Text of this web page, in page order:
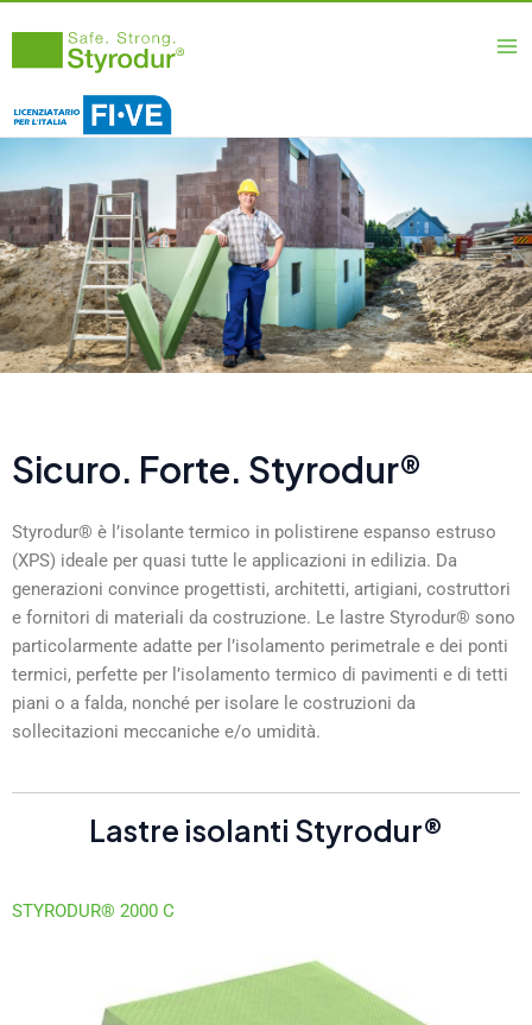
contenuto
Sicuro. Forte. Styrodur®
Styrodur® è l’isolante termico in polistirene espanso estruso
(XPS) ideale per quasi tutte le applicazioni in edilizia. Da
generazioni convince progettisti, architetti, artigiani, costruttori
e fornitori di materiali da costruzione. Le lastre Styrodur® sono
particolarmente adatte per l’isolamento perimetrale e dei ponti
termici, perfette per l’isolamento termico di pavimenti e di tetti
piani o a falda, nonché per isolare le costruzioni da
sollecitazioni meccaniche e/o umidità.
Lastre isolanti Styrodur®
STYRODUR® 2000 C